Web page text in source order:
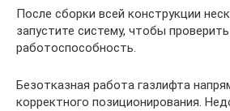
После сборки всей конструкции
запустите систему, чтобы
работоспособность.
Безотказная работа газлифта
корректного позиционирования.